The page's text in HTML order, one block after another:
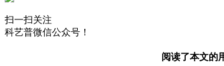
扫一扫关注
科艺普微信公众号！
阅读了本文的